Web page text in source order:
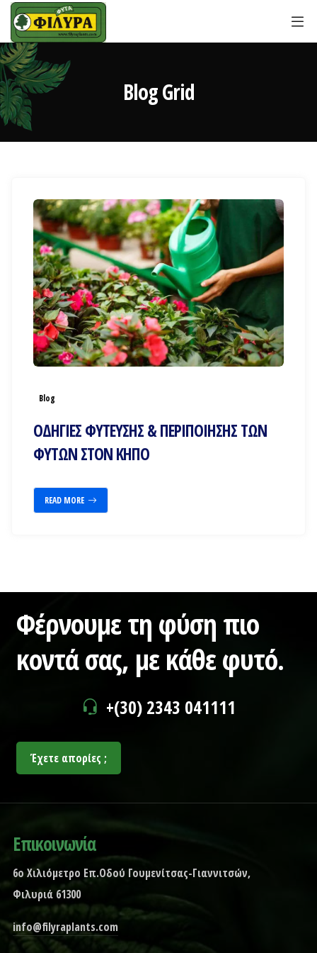
Blog Grid
Blog
ΟΔΗΓΙΕΣ ΦΥΤΕΥΣΗΣ & ΠΕΡΙΠΟΙΗΣΗΣ ΤΩΝ
ΦΥΤΩΝ ΣΤΟΝ ΚΗΠΟ
READ MORE
Φέρνουμε τη φύση πιο
κοντά σας, με κάθε φυτό.
+(30) 2343 041111
Έχετε απορίες ;
Επικοινωνία
6ο Χιλιόμετρο Επ.Οδού Γουμενίτσας-Γιαννιτσών,
Φιλυριά 61300
info@filyraplants.com